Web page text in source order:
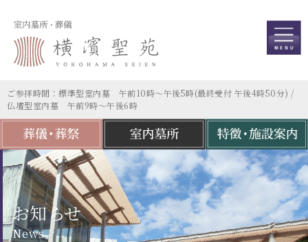
ご参拝時間：標準型室内墓 午前10時～午後5時(最終受付 午後4時50分) /
仏壇型室内墓 午前9時～午後6時
お知らせ
News